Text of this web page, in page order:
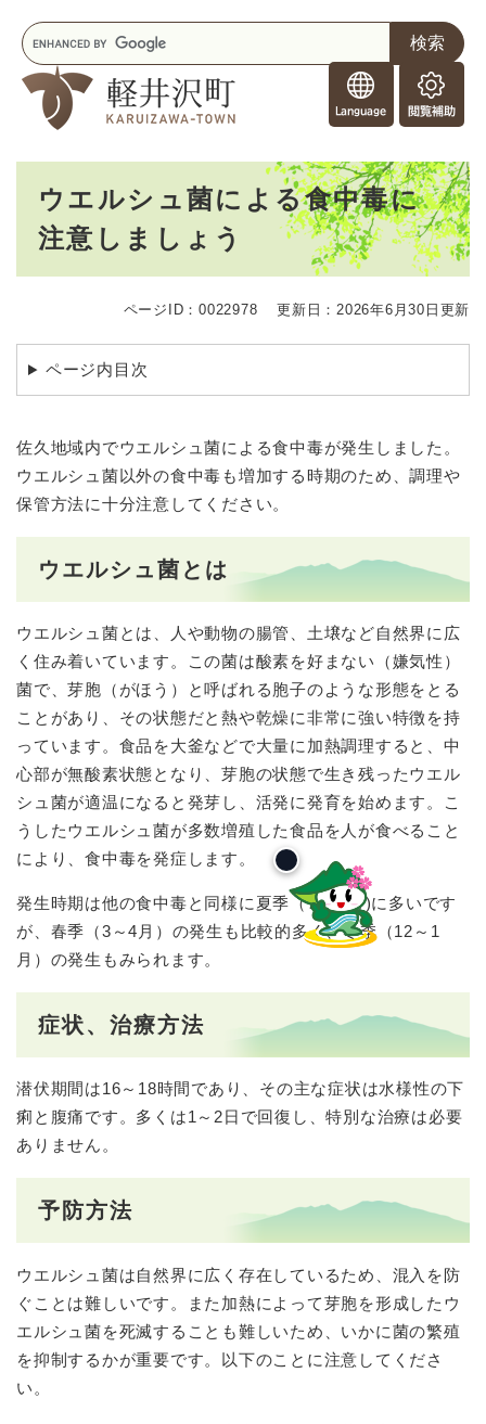
o
r
e
i
g
n
s
閲
覧
助
キ
ー
ワ
ウエルシュ菌による食中毒に
注意しましょう
ページID：0022978 更新日：2026年6月30日更新
ページ内目次
佐久地域内でウエルシュ菌による食中毒が発生しました。
ウエルシュ菌以外の食中毒も増加する時期のため、調理や
保管方法に十分注意してください。
ウエルシュ菌とは
ウエルシュ菌とは、人や動物の腸管、土壌など自然界に広
く住み着いています。この菌は酸素を好まない（嫌気性）
菌で、芽胞（がほう）と呼ばれる胞子のような形態をとる
ことがあり、その状態だと熱や乾燥に非常に強い特徴を持
っています。食品を大釜などで大量に加熱調理すると、中
心部が無酸素状態となり、芽胞の状態で生き残ったウエル
シュ菌が適温になると発芽し、活発に発育を始めます。こ
うしたウエルシュ菌が多数増殖した食品を人が食べること
により、食中毒を発症します。
発生時期は他の食中毒と同様に夏季（7～9 月)に多いです
が、春季（3～4月）の発生も比較的多く、冬季（12～1
月）の発生もみられます。
症状、治療方法
潜伏期間は16～18時間であり、その主な症状は水様性の下
痢と腹痛です。多くは1～2日で回復し、特別な治療は必要
ありません。
予防方法
ウエルシュ菌は自然界に広く存在しているため、混入を防
ぐことは難しいです。また加熱によって芽胞を形成したウ
エルシュ菌を死滅することも難しいため、いかに菌の繁殖
を抑制するかが重要です。以下のことに注意してくださ
い。